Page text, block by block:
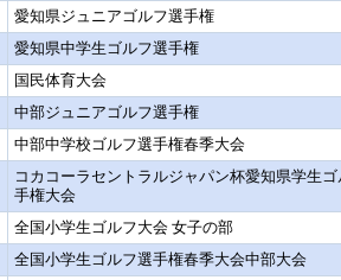
愛知県ジュニアゴルフ選手権
愛知県中学生ゴルフ選手権
国民体育大会
中部ジュニアゴルフ選手権
中部中学校ゴルフ選手権春季大会
コカコーラセントラルジャパン杯愛知県学生
手権大会
全国小学生ゴルフ大会 女子の部
全国小学生ゴルフ選手権春季大会中部大会